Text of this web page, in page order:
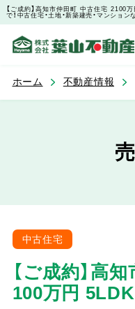
【ご成約】高知市仲田町 中古住宅 2100
で！中古住宅・土地・新築建売・マンショ
ホーム 不動産情報
中古住宅
【ご成約】高
100万円 5LDK